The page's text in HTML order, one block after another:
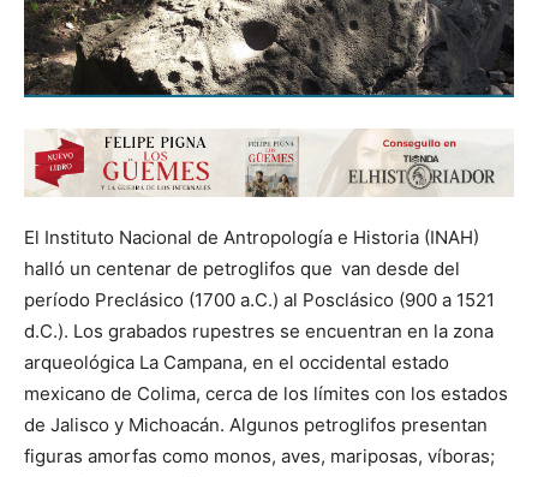
El Instituto Nacional de Antropología e Historia (INAH)
halló un centenar de petroglifos que van desde del
período Preclásico (1700 a.C.) al Posclásico (900 a 1521
d.C.). Los grabados rupestres se encuentran en la zona
arqueológica La Campana, en el occidental estado
mexicano de Colima, cerca de los límites con los estados
de Jalisco y Michoacán. Algunos petroglifos presentan
figuras amorfas como monos, aves, mariposas, víboras;